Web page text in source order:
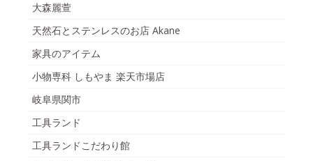
大森麗萱
天然石とステンレスのお店 Akane
家具のアイテム
小物専科 しもやま 楽天市場店
岐阜県関市
工具ランド
工具ランドこだわり館